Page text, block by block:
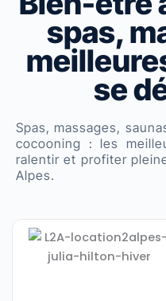
spas,
se
Spas, massages,
cocooning : les
ralentir et profiter
Alpes.